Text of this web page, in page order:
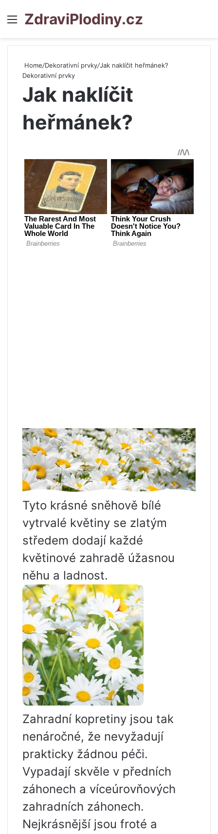
Menu
ZdraviPlodiny.cz
Home/Dekorativní prvky/Jak naklíčit heřmánek?
Dekorativní prvky
Jak naklíčit
heřmánek?
Tyto krásné sněhově bílé
vytrvalé květiny se zlatým
středem dodají každé
květinové zahradě úžasnou
něhu a ladnost.
Zahradní kopretiny jsou tak
nenáročné, že nevyžadují
prakticky žádnou péči.
Vypadají skvěle v předních
záhonech a víceúrovňových
zahradních záhonech.
Nejkrásnější jsou froté a